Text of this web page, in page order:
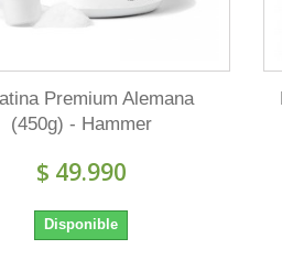
Premium Alemana
(450g) - Hammer
$ 49.990
Disponible